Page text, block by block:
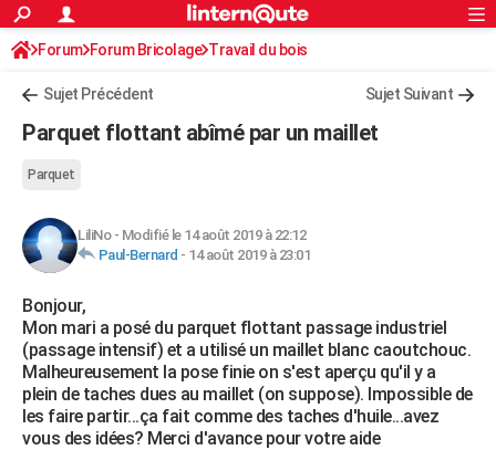
ACTUALITÉS
Politique
Société
Faits Divers
Education
Monde
Villes
+
Essais
Réserver un essai
Citadines
Berlines
SUV
Forum auto
+HIGH-TECH
BRICOLAGE
Forum
Aménagement intérieur
Extérieur
Cuisine
Salle de bains
Jardinage
Rangement
WEEK-END
Guides de France
Escapades
Patrimoine
Expositions
Musées
Week-end nature
+LIFESTYLE
Art de vivre
Bien-être
Loisirs
Mode
Modes de vie
SANTE
S'inscrire
Connexion
Forum Forum Bricolage Travail du bois
Sujet Précédent Sujet Suivant
Parquet flottant abîmé par un maillet
Parquet
LiliNo- Modifié le 14 août 2019 à 22:12
Paul-Bernard - 14 août 2019 à 23:01
Bonjour,
Mon mari a posé du parquet flottant passage industriel
(passage intensif) et a utilisé un maillet blanc caoutchouc.
Malheureusement la pose finie on s'est aperçu qu'il y a
plein de taches dues au maillet (on suppose). Impossible de
les faire partir...ça fait comme des taches d'huile...avez
vous des idées? Merci d'avance pour votre aide